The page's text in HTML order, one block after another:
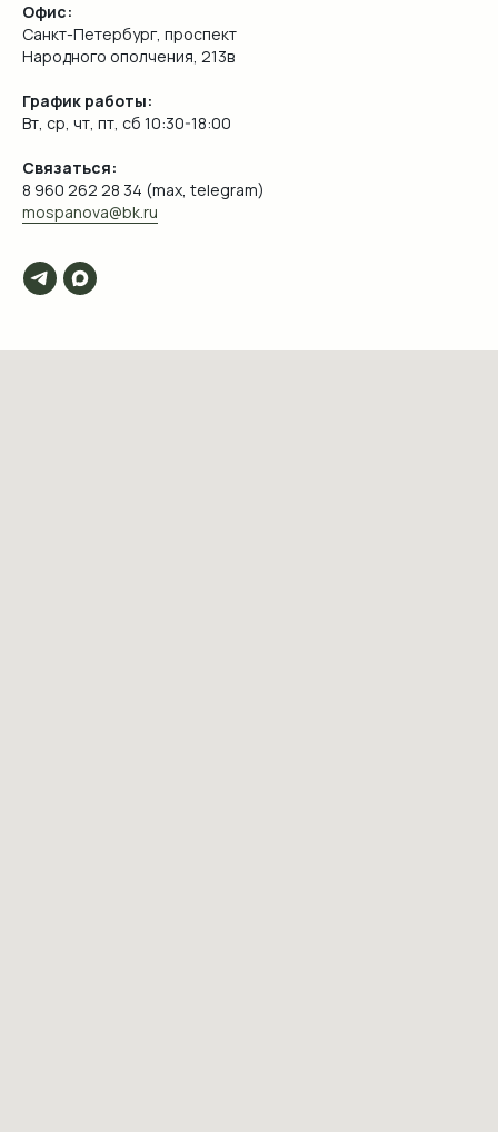
Офис:
Санкт-Петербург, проспект
Народного ополчения, 213в
График работы:
Вт, ср, чт, пт, сб 10:30-18:00
Связаться:
8 960 262 28 34 (max, telegram)
mospanova@bk.ru